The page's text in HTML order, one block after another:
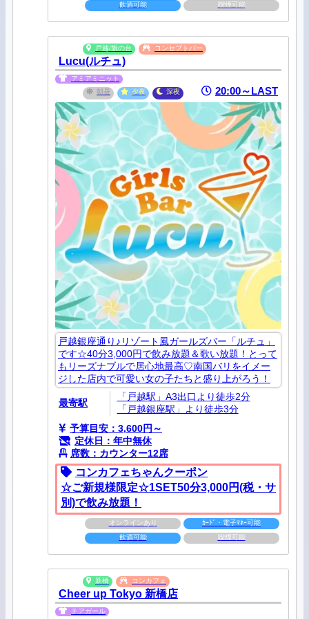
飲酒可能
喫煙可能
戸越/旗の台 コンセプトバー
Lucu(ルチュ)
アミアミニット
朝昼
夕夜 深夜 20:00～LAST
戸越銀座通り♪リゾート風ガールズバー「ルチュ」
です☆40分3,000円で飲み放題＆歌い放題！とって
もリーズナブルで居心地最高♡南国バリをイメー
ジした店内で可愛い女の子たちと盛り上がろう！
最寄駅
「戸越駅」A3出口より徒歩2分
「戸越銀座駅」より徒歩3分
予算目安：3,600円～
定休日：年中無休
席数：カウンター12席
コンカフェちゃんクーポン
☆ご新規様限定☆1SET50分3,000円(税・サ
別)で飲み放題！
オンラインあり
ｶｰﾄﾞ・電子ﾏﾈｰ可能
飲酒可能
喫煙可能
新橋 コンカフェ
Cheer up Tokyo 新橋店
チアガール